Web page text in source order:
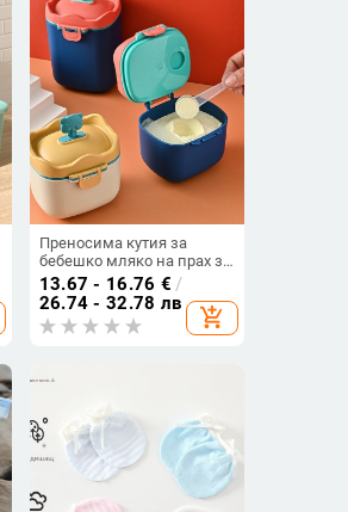
Преносима кутия за
бебешко мляко на прах за
пътуване, голям
капацитет, кутия с
отделения за закуски,
запечатана и
13.67 - 16.76 € /
26.74 - 32.78 лв
add_shopping_cart